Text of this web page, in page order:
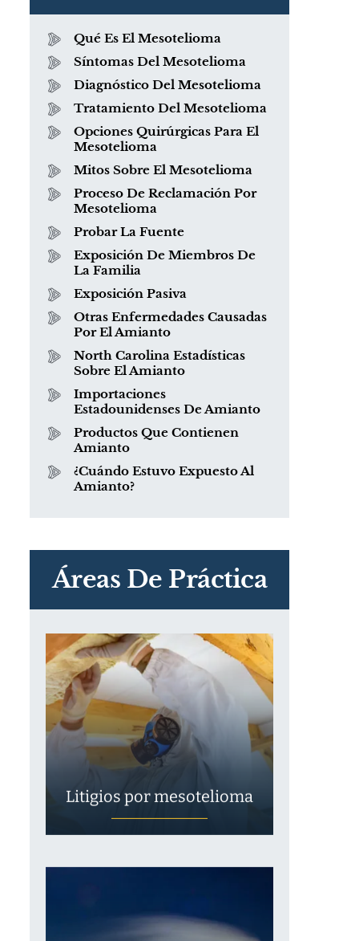
Qué Es El Mesotelioma
Síntomas Del Mesotelioma
Diagnóstico Del Mesotelioma
Tratamiento Del Mesotelioma
Opciones Quirúrgicas Para El
Mesotelioma
Mitos Sobre El Mesotelioma
Proceso De Reclamación Por
Mesotelioma
Probar La Fuente
Exposición De Miembros De
La Familia
Exposición Pasiva
Otras Enfermedades Causadas
Por El Amianto
North Carolina Estadísticas
Sobre El Amianto
Importaciones
Estadounidenses De Amianto
Productos Que Contienen
Amianto
¿Cuándo Estuvo Expuesto Al
Amianto?
Áreas De Práctica
¿Qué es el mesotelioma?
Litigios por mesotelioma